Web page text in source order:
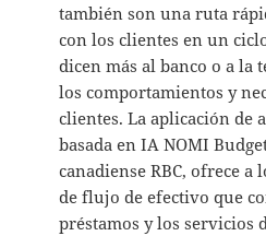
también son una ruta
con los clientes en un
dicen más al banco o a la
los comportamientos y
clientes. La aplicación de
basada en IA NOMI
canadiense RBC, ofrece
de flujo de efectivo que
préstamos y los servicios